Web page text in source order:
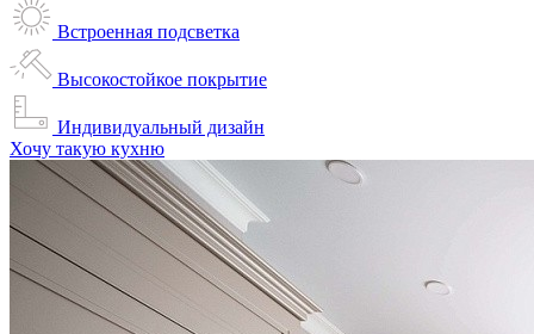
Встроенная подсветка
Высокостойкое покрытие
Индивидуальный дизайн
Хочу такую кухню